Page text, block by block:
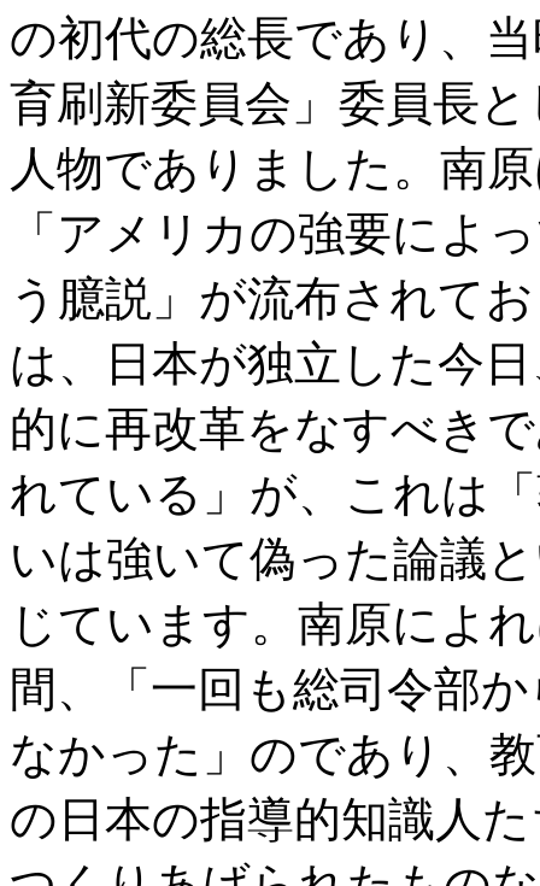
の初代の総長であり、
育刷新委員会」委員長
人物でありました。南
「アメリカの強要によ
う臆説」が流布されて
は、日本が独立した今
的に再改革をなすべき
れている」が、これは
いは強いて偽った論議
じています。南原によ
間、「一回も総司令部
なかった」のであり、
の日本の指導的知識人